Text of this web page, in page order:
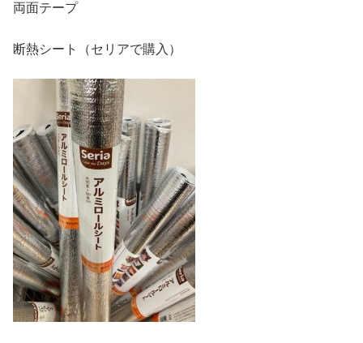
両面テープ
断熱シート（セリアで購入）